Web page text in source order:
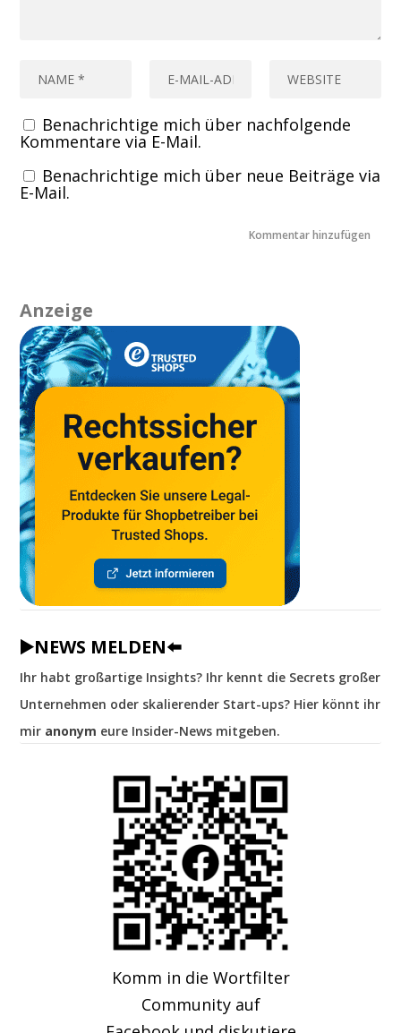
Benachrichtige mich über nachfolgende
Kommentare via E-Mail.
Benachrichtige mich über neue Beiträge via
E-Mail.
Anzeige
▶️NEWS MELDEN⬅️
Ihr habt großartige Insights? Ihr kennt die Secrets großer
Unternehmen oder skalierender Start-ups? Hier könnt ihr
mir anonym eure Insider-News mitgeben.
Komm in die Wortfilter
Community auf